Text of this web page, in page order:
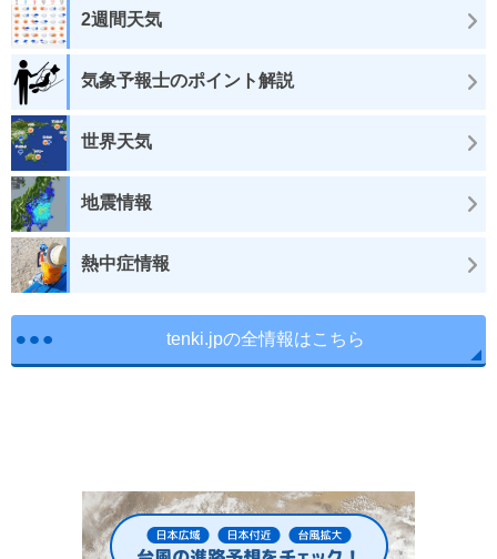
2週間天気
気象予報士のポイント解説
世界天気
地震情報
熱中症情報
tenki.jpの全情報はこちら